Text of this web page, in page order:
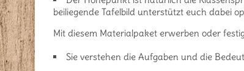
beiliegende Tafelbild unterstützt euch dabei
Mit diesem Materialpaket erwerben oder
Sie verstehen die Aufgaben und die